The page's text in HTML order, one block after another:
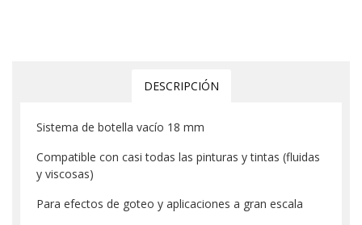
DESCRIPCIÓN
Sistema de botella vacío 18 mm
Compatible con casi todas las pinturas y tintas (fluidas
y viscosas)
Para efectos de goteo y aplicaciones a gran escala